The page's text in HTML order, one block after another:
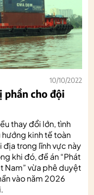
10/10/2022
phần cho đội
thay đổi lớn, tình
hướng kinh tế toàn
trong lĩnh vực này
khi đó, đề án “Phát
Nam” vừa phê duyệt
vào năm 2026